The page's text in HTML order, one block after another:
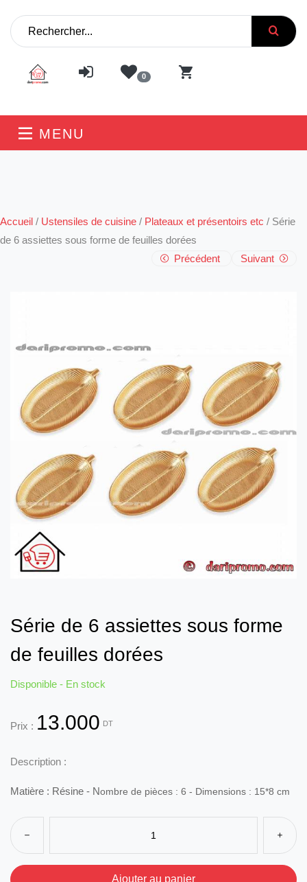
0
MENU
Accueil / Ustensiles de cuisine / Plateaux et présentoirs etc / Série
de 6 assiettes sous forme de feuilles dorées
Précédent
Suivant
Série de 6 assiettes sous forme
de feuilles dorées
Disponible - En stock
Prix : 13.000 DT
Description :
Matière : Résine - Nombre de pièces : 6 - Dimensions : 15*8 cm